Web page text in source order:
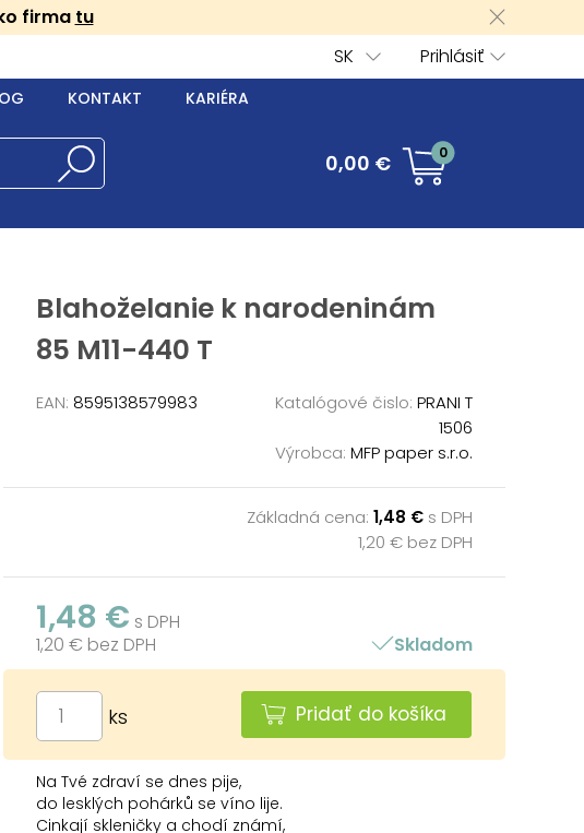
firma tu
Prihlásiť
SK
KONTAKT KARIÉRA
0,00 € 0
Blahoželanie k narodeninám
85 M11-440 T
EAN: 8595138579983 Katalógové čislo: PRANI T
1506
Výrobca: MFP paper s.r.o.
Základná cena: 1,48 € s DPH
1,20 € bez DPH
1,48 € s DPH
1,20 € bez DPH
Skladom
ks Pridať do košíka
Na Tvé zdraví se dnes pije,
do lesklých pohárků se víno lije.
Cinkají skleničky a chodí známí,